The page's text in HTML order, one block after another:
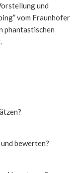
und
vom Fraunhofer
phantastischen
bewerten?